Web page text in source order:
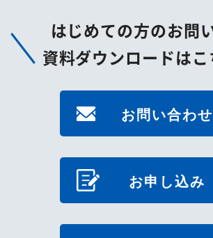
はじめての方のお問
資料ダウンロードはこ
お問い合わせ
お申し込み